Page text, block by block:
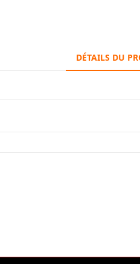
DÉTAILS DU